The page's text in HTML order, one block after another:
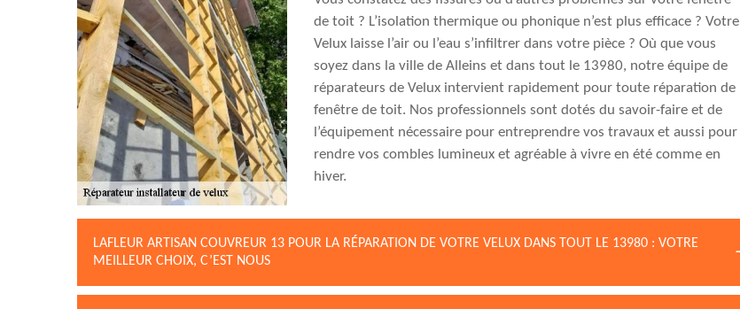
de toit ? L’isolation thermique ou phonique n’est plus efficace ? Votre
Velux laisse l’air ou l’eau s’infiltrer dans votre pièce ? Où que vous
soyez dans la ville de Alleins et dans tout le 13980, notre équipe de
réparateurs de Velux intervient rapidement pour toute réparation de
fenêtre de toit. Nos professionnels sont dotés du savoir-faire et de
l’équipement nécessaire pour entreprendre vos travaux et aussi pour
rendre vos combles lumineux et agréable à vivre en été comme en
hiver.
LAFLEUR ARTISAN COUVREUR 13 POUR LA RÉPARATION DE VOTRE VELUX DANS TOUT LE 13980 : VOTRE
MEILLEUR CHOIX, C’EST NOUS